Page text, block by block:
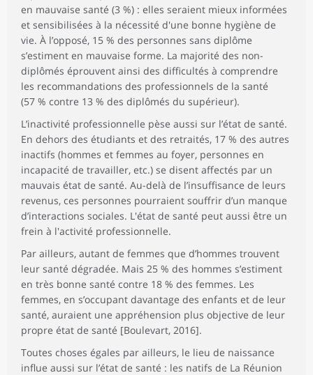
en mauvaise santé (3 %) : elles seraient mieux informées
et sensibilisées à la nécessité d'une bonne hygiène de
vie. À l’opposé, 15 % des personnes sans diplôme
s’estiment en mauvaise forme. La majorité des non-
diplômés éprouvent ainsi des difficultés à comprendre
les recommandations des professionnels de la santé
(57 % contre 13 % des diplômés du supérieur).
L’inactivité professionnelle pèse aussi sur l’état de santé.
En dehors des étudiants et des retraités, 17 % des autres
inactifs (hommes et femmes au foyer, personnes en
incapacité de travailler, etc.) se disent affectés par un
mauvais état de santé. Au-delà de l’insuffisance de leurs
revenus, ces personnes pourraient souffrir d’un manque
d’interactions sociales. L'état de santé peut aussi être un
frein à l'activité professionnelle.
Par ailleurs, autant de femmes que d’hommes trouvent
leur santé dégradée. Mais 25 % des hommes s’estiment
en très bonne santé contre 18 % des femmes. Les
femmes, en s’occupant davantage des enfants et de leur
santé, auraient une appréhension plus objective de leur
propre état de santé [Boulevart, 2016].
Toutes choses égales par ailleurs, le lieu de naissance
influe aussi sur l’état de santé : les natifs de La Réunion